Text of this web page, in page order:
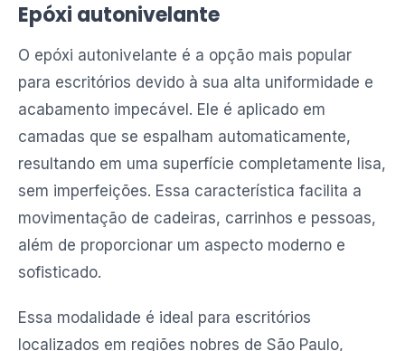
Epóxi autonivelante
O epóxi autonivelante é a opção mais popular
para escritórios devido à sua alta uniformidade e
acabamento impecável. Ele é aplicado em
camadas que se espalham automaticamente,
resultando em uma superfície completamente lisa,
sem imperfeições. Essa característica facilita a
movimentação de cadeiras, carrinhos e pessoas,
além de proporcionar um aspecto moderno e
sofisticado.
Essa modalidade é ideal para escritórios
localizados em regiões nobres de São Paulo,